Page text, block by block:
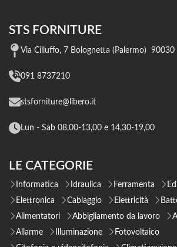
STS FORNITURE
Via Cilluffo, 7 Bolognetta (Palermo) 90030
091 8737210
stsforniture@libero.it
Lun - Sab 08,00-13,00 e 14,30-19,00
LE CATEGORIE
Informatica Idraulica Ferramenta
Elettronica
Cablaggio Elettricità
Alimentatori
Abbigliamento da lavoro
Allarme
Illuminazione
Fotovoltaico